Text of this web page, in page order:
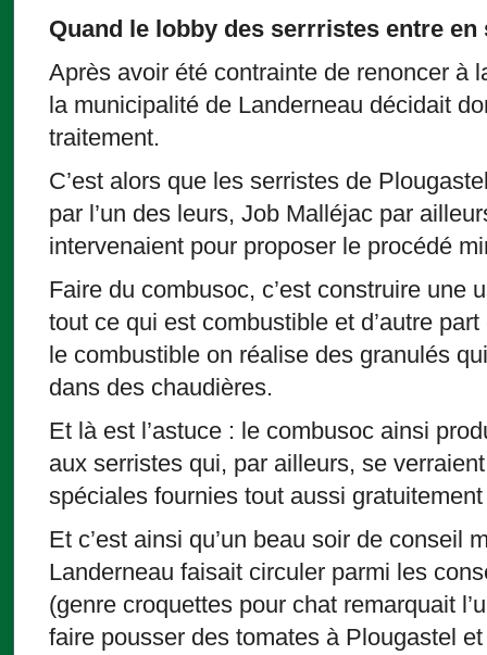
Quand le lobby des serrristes entre en
Après avoir été contrainte de renoncer à
la municipalité de Landerneau décidait
traitement.
C’est alors que les serristes de
par l’un des leurs, Job Malléjac par
intervenaient pour proposer le procédé
Faire du combusoc, c’est construire une
tout ce qui est combustible et d’autre
le combustible on réalise des granulés
dans des chaudières.
Et là est l’astuce : le combusoc ainsi
aux serristes qui, par ailleurs, se
spéciales fournies tout aussi
Et c’est ainsi qu’un beau soir de conseil
Landerneau faisait circuler parmi les
(genre croquettes pour chat remarquait
faire pousser des tomates à Plougastel